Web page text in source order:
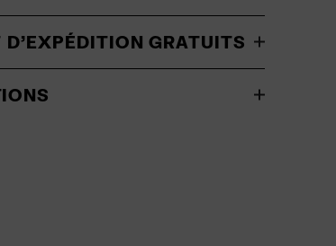
D'EXPÉDITION GRATUITS